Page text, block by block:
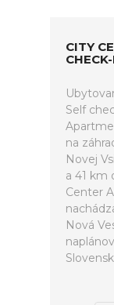
CITY
Self
na
Novej
a 41 km
Center
Nová